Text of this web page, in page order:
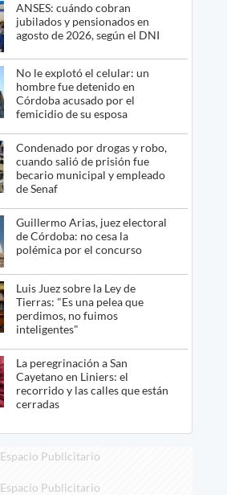
ANSES: cuándo cobran
jubilados y pensionados en
agosto de 2026, según el DNI
No le explotó el celular: un
hombre fue detenido en
Córdoba acusado por el
femicidio de su esposa
Condenado por drogas y robo,
cuando salió de prisión fue
becario municipal y empleado
de Senaf
Guillermo Arias, juez electoral
de Córdoba: no cesa la
polémica por el concurso
Luis Juez sobre la Ley de
Tierras: "Es una pelea que
perdimos, no fuimos
inteligentes"
La peregrinación a San
Cayetano en Liniers: el
recorrido y las calles que están
cerradas
Espacio Publicitario
Espacio Publicitario